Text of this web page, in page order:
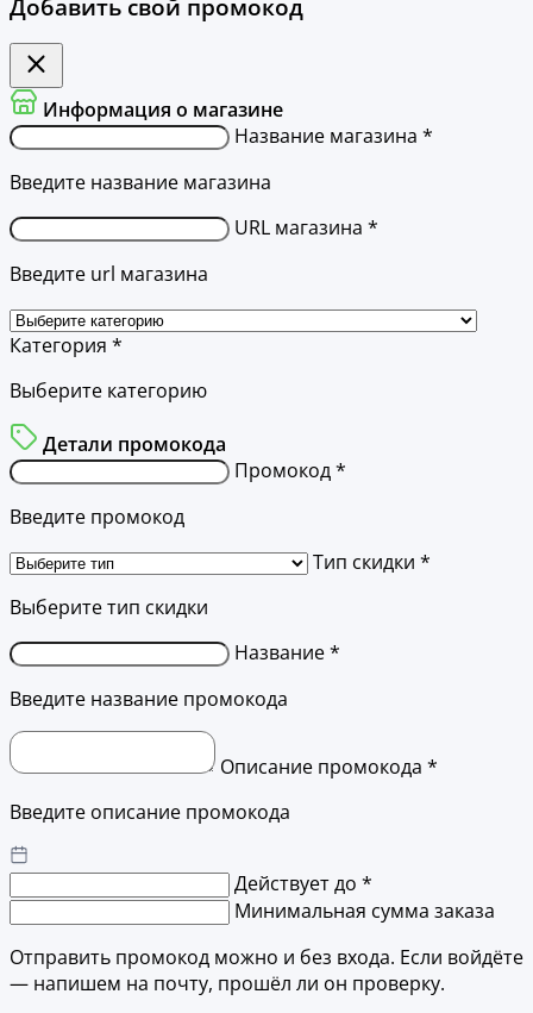
Добавить свой промокод
Информация о магазине
Название магазина *
Введите название магазина
URL магазина *
Введите url магазина
Категория *
Выберите категорию
Детали промокода
Промокод *
Введите промокод
Тип скидки *
Выберите тип скидки
Название *
Введите название промокода
Описание промокода *
Введите описание промокода
Действует до *
Минимальная сумма заказа
Отправить промокод можно и без входа. Если войдёте
— напишем на почту, прошёл ли он проверку.